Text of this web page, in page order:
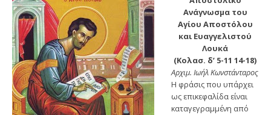
Ανάγνωσμα του
Αγίου Αποστόλου
και Ευαγγελιστού
Λουκά
(Κολασ. δ’ 5-11 14-18)
Αρχιμ. Ιωήλ Κωνστάνταρος
Η φράσις που υπάρχει
ως επικεφαλίδα είναι
καταγεγραμμένη από